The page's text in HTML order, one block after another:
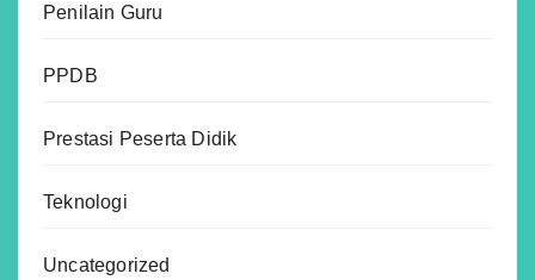
Penilain Guru
PPDB
Prestasi Peserta Didik
Teknologi
Uncategorized